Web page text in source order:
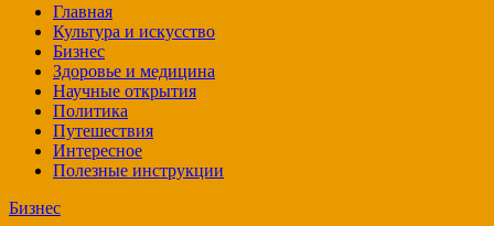
Главная
Культура и искусство
Бизнес
Здоровье и медицина
Научные открытия
Политика
Путешествия
Интересное
Полезные инструкции
Бизнес